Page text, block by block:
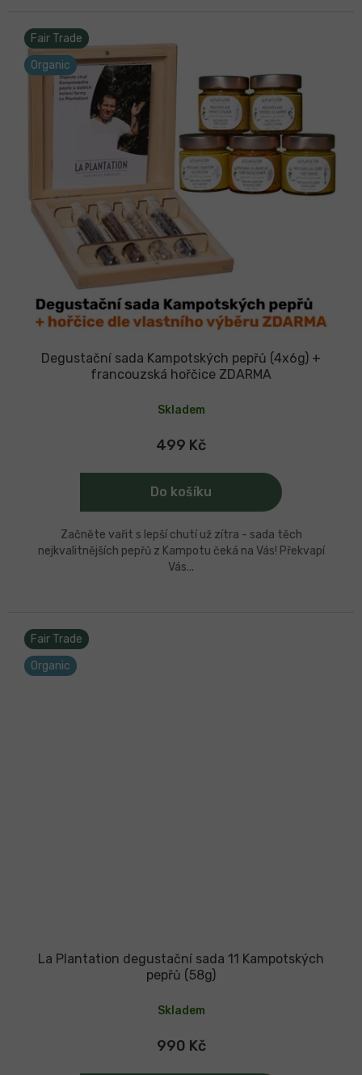
Fair Trade
Organic
Degustační sada Kampotských pepřů (4x6g) +
francouzská hořčice ZDARMA
Skladem
499 Kč
Do košíku
Začněte vařit s lepší chutí už zítra - sada těch
nejkvalitnějších pepřů z Kampotu čeká na Vás! Překvapí
Vás...
Fair Trade
Organic
La Plantation degustační sada 11 Kampotských
pepřů (58g)
Skladem
990 Kč